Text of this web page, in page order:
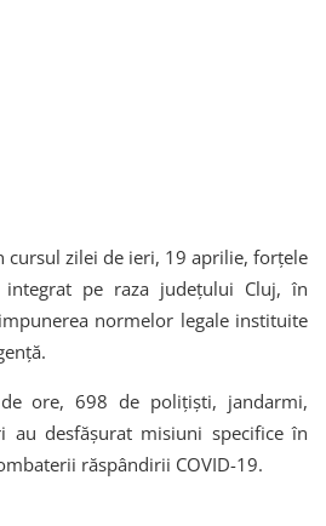
zilei de ieri, 19 aprilie, forţele
pe raza județului Cluj, în
normelor legale instituite
ore, 698 de poliţişti, jandarmi,
desfășurat misiuni specifice în
răspândirii COVID-19.